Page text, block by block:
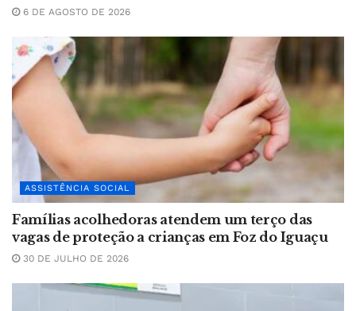
6 DE AGOSTO DE 2026
ASSISTÊNCIA SOCIAL
Famílias acolhedoras atendem um terço das
vagas de proteção a crianças em Foz do Iguaçu
30 DE JULHO DE 2026